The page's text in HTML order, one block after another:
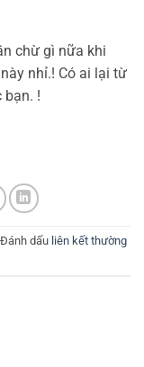
chừ gì nữa khi
nhỉ.! Có ai lại từ
bạn. !
dấu liên kết thường